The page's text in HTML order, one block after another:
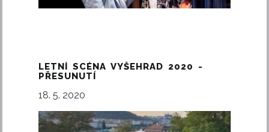
LETNÍ SCÉNA VYŠEHRAD 2020 -
PŘESUNUTÍ
18. 5. 2020